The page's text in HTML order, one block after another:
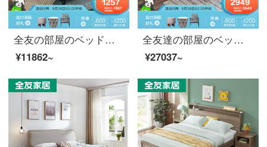
全友の部屋のベッドのダブルベッドの布芸軟床イタリア式の簡単な板式のベトドのベルトは柔らかくてセグメントによって1.8メートルの結婚ベッドの主な寝室の家具の1053202 Cベドを支えます。
¥11862~
全友達の部屋のベッドの高箱のダブルベッドは現代で簡単で多機能のものを保管するベッドは軽くて贅沢な主な寝室の1.8メートルの1.5 mの大きいベッドの126005 1.8 mの高箱のベッド+ベッドの頭台*2
¥27037~